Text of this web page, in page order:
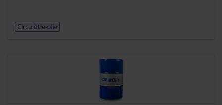
Circulatie-olie